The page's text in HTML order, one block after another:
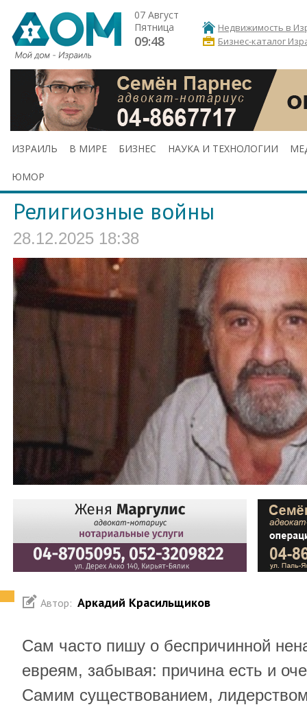
07 Август
Пятница
09:48
Недвижимость в
Бизнес-каталог
ИЗРАИЛЬ В МИРЕ БИЗНЕС НАУКА И ТЕХНОЛОГИИ
ЮМОР
Религиозные войны
28.12.2025 18:38
Автор: Аркадий Красильщиков
Сам часто пишу о беспричинной
евреям, забывая: причина есть и
Самим существованием,